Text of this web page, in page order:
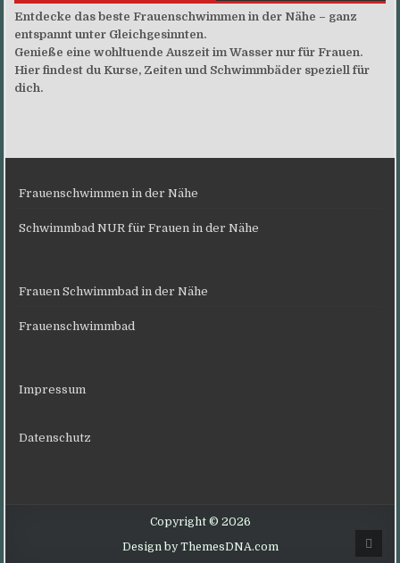
Entdecke das beste Frauenschwimmen in der Nähe – ganz
entspannt unter Gleichgesinnten.
Genieße eine wohltuende Auszeit im Wasser nur für Frauen.
Hier findest du Kurse, Zeiten und Schwimmbäder speziell für
dich.
Frauenschwimmen in der Nähe
Schwimmbad NUR für Frauen in der Nähe
Frauen Schwimmbad in der Nähe
Frauenschwimmbad
Impressum
Datenschutz
Copyright © 2026
Design by ThemesDNA.com